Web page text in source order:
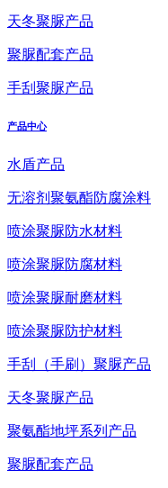
天冬聚脲产品
聚脲配套产品
手刮聚脲产品
产品中心
水盾产品
无溶剂聚氨酯防腐涂料
喷涂聚脲防水材料
喷涂聚脲防腐材料
喷涂聚脲耐磨材料
喷涂聚脲防护材料
手刮（手刷）聚脲产品
天冬聚脲产品
聚氨酯地坪系列产品
聚脲配套产品